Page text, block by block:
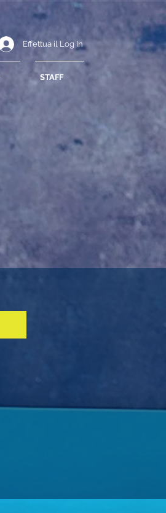
Effettua il Log In
STAFF